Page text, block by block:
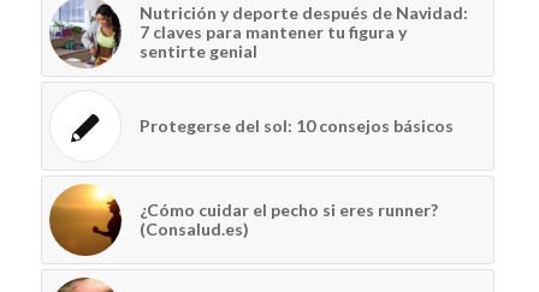
Nutrición y deporte después de Navidad:
7 claves para mantener tu figura y
sentirte genial
Protegerse del sol: 10 consejos básicos
¿Cómo cuidar el pecho si eres runner?
(Consalud.es)